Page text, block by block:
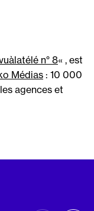
n° 8« , est
Médias : 10 000
agences et